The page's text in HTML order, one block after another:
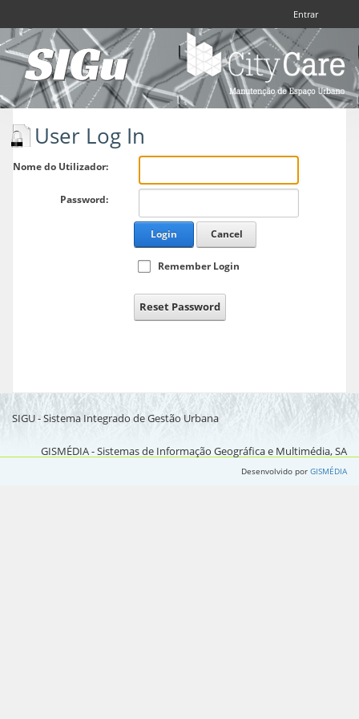
Entrar
Toggle
navigation
User Log In
Nome do Utilizador:
Password:
Login Cancel
Remember Login
Reset Password
SIGU - Sistema Integrado de Gestão Urbana
GISMÉDIA - Sistemas de Informação Geográfica e Multimédia, SA
Desenvolvido por GISMÉDIA